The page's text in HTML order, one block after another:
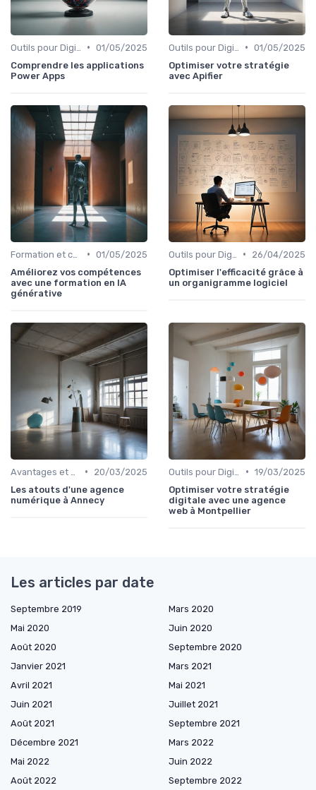
• 01/05/2025
Comprendre les applications
Power Apps
• 01/05/2025
Optimiser votre stratégie
avec Apifier
• 01/05/2025
Améliorez vos compétences
avec une formation en IA
générative
•
26/04/2025
Optimiser l'efficacité grâce à
un organigramme logiciel
•
20/03/2025
Les atouts d'une agence
numérique à Annecy
• 19/03/2025
Optimiser votre stratégie
digitale avec une agence
web à Montpellier
Les articles par date
Septembre 2019
Mars 2020
Mai 2020
Juin 2020
Août 2020
Septembre 2020
Janvier 2021
Mars 2021
Avril 2021
Mai 2021
Juin 2021
Juillet 2021
Août 2021
Septembre 2021
Décembre 2021
Mars 2022
Mai 2022
Juin 2022
Août 2022
Septembre 2022